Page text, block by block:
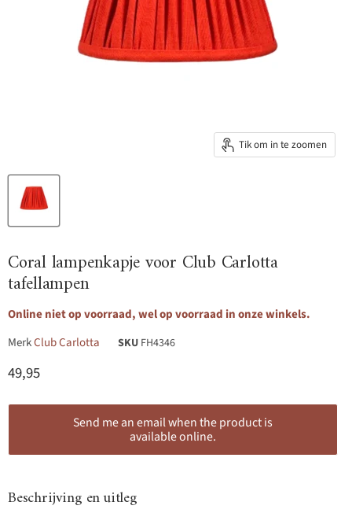
Tik om in te zoomen
Coral lampenkapje voor Club Carlotta
tafellampen
Online niet op voorraad, wel op voorraad in onze winkels.
MerkClub Carlotta SKU FH4346
Huidige prijs
49,95
Send me an email when the product is
available online.
Beschrijving en uitleg